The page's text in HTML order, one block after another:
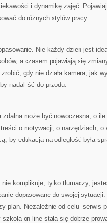
i dynamikę zajęć.
do różnych stylów pracy.
Nie każdy dzień jest
a czasem pojawiają się
gdy nie działa kamera, jak
nadal iść do przodu.
zdalna może być nowoczesna, o
o motywacji, o narzędziach, o
by edukacja na odległość była
komplikuje, tylko tłumaczy,
dopasowane do swojej
plan. Niezależnie od celu, serwis
on-line stała się dobrze